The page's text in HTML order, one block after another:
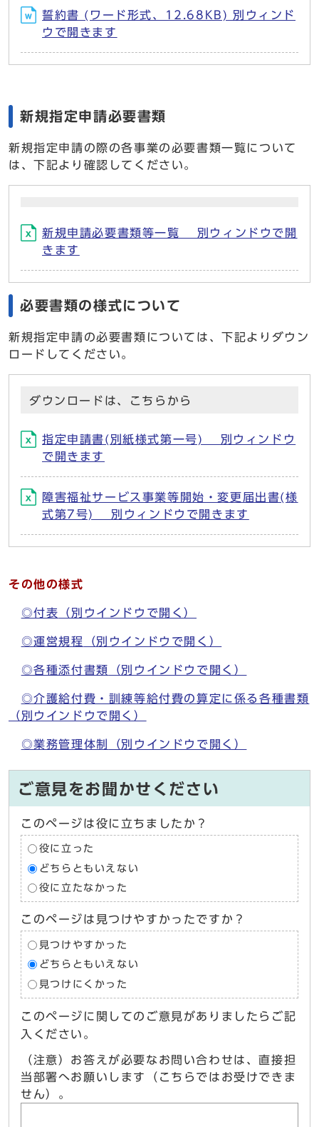
誓約書 (ワード形式、12.68KB) 別ウィンド
ウで開きます
新規指定申請必要書類
新規指定申請の際の各事業の必要書類一覧について
は、下記より確認してください。
新規申請必要書類等一覧 別ウィンドウで開
きます
必要書類の様式について
新規指定申請の必要書類については、下記よりダウン
ロードしてください。
ダウンロードは、こちらから
指定申請書(別紙様式第一号) 別ウィンドウ
で開きます
障害福祉サービス事業等開始・変更届出書(様
式第7号) 別ウィンドウで開きます
その他の様式
◎付表 （別ウインドウで開く）
◎運営規程 （別ウインドウで開く）
◎各種添付書類 （別ウインドウで開く）
◎介護給付費・訓練等給付費の算定に係る各種書類
（別ウインドウで開く）
◎業務管理体制 （別ウインドウで開く）
ご意見をお聞かせください
このページは役に立ちましたか？
役に立った
どちらともいえない
役に立たなかった
このページは見つけやすかったですか？
見つけやすかった
どちらともいえない
見つけにくかった
このページに関してのご意見がありましたらご記
入ください。
（注意）お答えが必要なお問い合わせは、直接担
当部署へお願いします（こちらではお受けできま
せん）。